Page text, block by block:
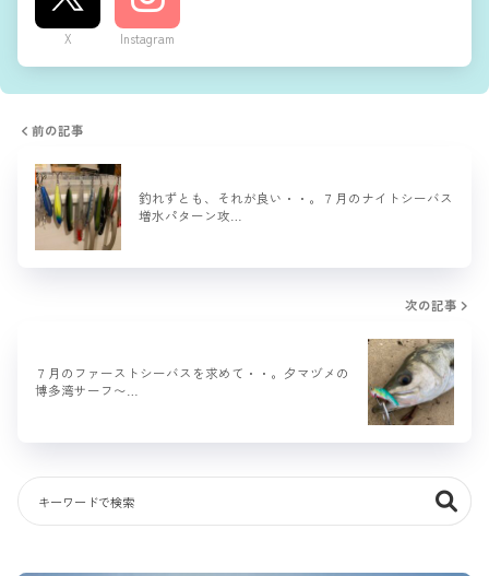
X Instagram
前の記事
釣れずとも、それが良い・・。７月のナイトシーバス
増水パターン攻…
次の記事
７月のファーストシーバスを求めて・・。夕マヅメの
博多湾サーフ〜…